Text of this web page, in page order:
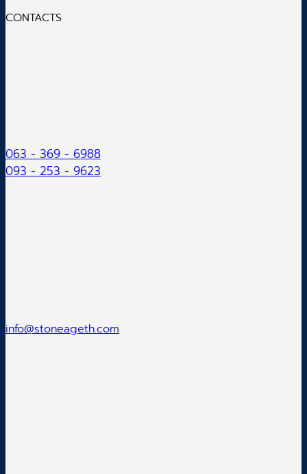
CONTACTS
063 - 369 - 6988
093 - 253 - 9623
info@stoneageth.com